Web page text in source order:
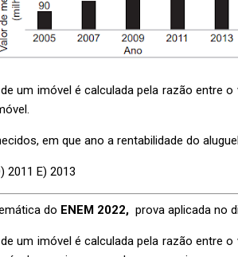
um imóvel é calculada pela razão entre
em que ano a rentabilidade do
2011 E) 2013
do ENEM 2022, prova aplicada no
um imóvel é calculada pela razão entre